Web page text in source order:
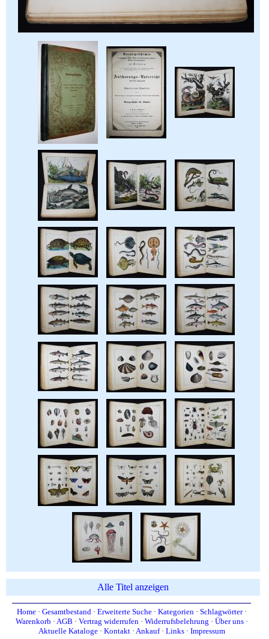
Alle Titel anzeigen
Home· Gesamtbestand· Erweiterte Suche· Kategorien· Schlagwörter·
Warenkorb · AGB · Vertrag widerrufen· Widerrufsbelehrung · Über uns·
Aktuelle Kataloge· Kontakt· Ankauf· Links· Impressum